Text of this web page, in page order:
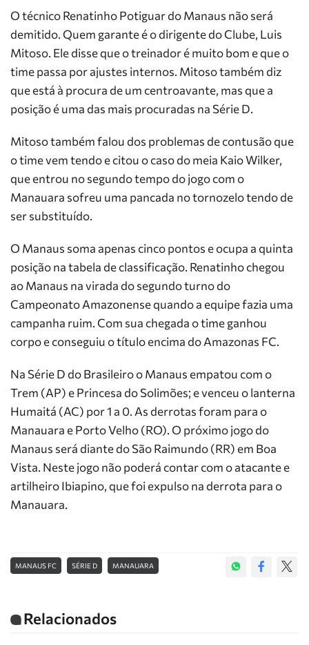
O técnico Renatinho Potiguar do Manaus não será
demitido. Quem garante é o dirigente do Clube, Luis
Mitoso. Ele disse que o treinador é muito bom e que o
time passa por ajustes internos. Mitoso também diz
que está à procura de um centroavante, mas que a
posição é uma das mais procuradas na Série D.
Mitoso também falou dos problemas de contusão que
o time vem tendo e citou o caso do meia Kaio Wilker,
que entrou no segundo tempo do jogo com o
Manauara sofreu uma pancada no tornozelo tendo de
ser substituído.
O Manaus soma apenas cinco pontos e ocupa a quinta
posição na tabela de classificação. Renatinho chegou
ao Manaus na virada do segundo turno do
Campeonato Amazonense quando a equipe fazia uma
campanha ruim. Com sua chegada o time ganhou
corpo e conseguiu o título encima do Amazonas FC.
Na Série D do Brasileiro o Manaus empatou com o
Trem (AP) e Princesa do Solimões; e venceu o lanterna
Humaitá (AC) por 1 a 0. As derrotas foram para o
Manauara e Porto Velho (RO). O próximo jogo do
Manaus será diante do São Raimundo (RR) em Boa
Vista. Neste jogo não poderá contar com o atacante e
artilheiro Ibiapino, que foi expulso na derrota para o
Manauara.
MANAUS FC SÉRIE D MANAUARA
Relacionados